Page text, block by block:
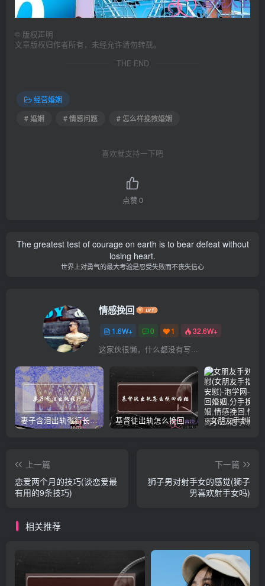
© 版权声明
文章版权归作者所有，未经允许请勿转载。
THE END
经营婚姻
# 婚姻
# 情感问题 # 怎么样挽救婚姻
喜欢就支持一下吧
点赞0
The greatest test of courage on earth is to bear defeat without
losing heart.
世界上对勇气的最大考验是忍受失败而不丧失信心
情感挽回
1.6W+ 0 1 32.6W+
这家伙很懒，什么都没有写...
妻子含泪出轨张行长 她说全都是因为家中 基督徒出轨怎么挽回婚姻(基督徒面对出轨婚姻)
上一篇
恋爱两个月的技巧(谈恋爱最
有用的9条技巧)
下一篇
狮子男对射手女的感觉(狮子
男喜欢射手女吗)
相关推荐